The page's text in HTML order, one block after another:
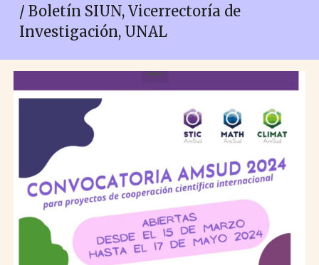
/ Boletín SIUN, Vicerrectoría de
Investigación, UNAL